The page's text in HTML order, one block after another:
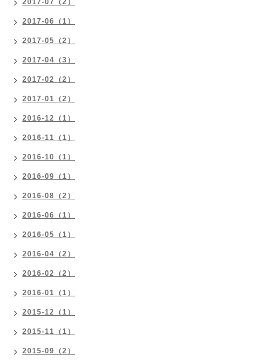
2017-06（1）
2017-05（2）
2017-04（3）
2017-02（2）
2017-01（2）
2016-12（1）
2016-11（1）
2016-10（1）
2016-09（1）
2016-08（2）
2016-06（1）
2016-05（1）
2016-04（2）
2016-02（2）
2016-01（1）
2015-12（1）
2015-11（1）
2015-09（2）